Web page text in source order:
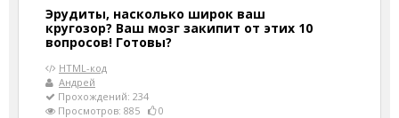
Эрудиты, насколько широк ваш
кругозор? Ваш мозг закипит от этих 10
вопросов! Готовы?
HTML-код
Андрей
Прохождений: 234
Просмотров: 885
0